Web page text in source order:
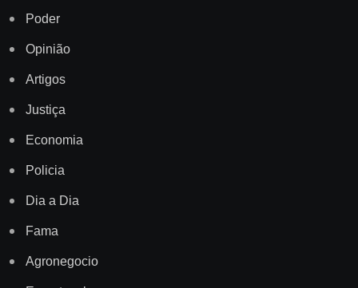
Poder
Opinião
Artigos
Justiça
Economia
Policia
Dia a Dia
Fama
Agronegocio